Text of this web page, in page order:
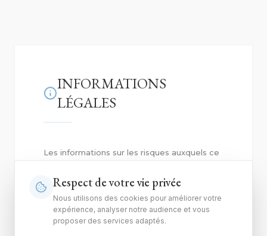
INFORMATIONS
LÉGALES
Les informations sur les risques auxquels ce
Géorisques :
georisques.gouv.fr
DOCUMENT NON CONTRACTUEL. AGENCE DE
Respect de votre vie privée
Nous utilisons des cookies pour améliorer votre
expérience, analyser notre audience et vous
proposer des services adaptés.